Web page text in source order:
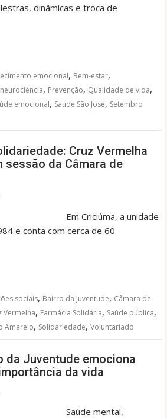
dinâmicas e troca de
emocional, Bem-estar,
neurociência, Prevenção, Qualidade de vida,
emocional, Saúde São José, Setembro
Cruz Vermelha
sessão da Câmara de
Em Criciúma, a unidade
e conta com cerca de 60
sociais, Bairro da Juventude, Câmara de
Vermelha, Farmácia Solidária, Saúde pública,
Amarelo, Solidariedade,Voluntariado
da Juventude emociona
da vida
Saúde mental,